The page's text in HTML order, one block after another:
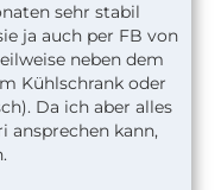
sehr stabil
ja auch per FB von
neben dem
Kühlschrank oder
Da ich aber alles
ansprechen kann,